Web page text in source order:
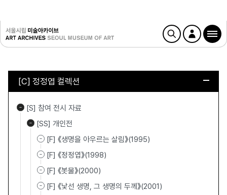
[C] 정정엽 컬렉션
[S] 참여 전시 자료
[SS] 개인전
[F] 《생명을 아우르는 살림》(1995)
[F] 《정정엽》(1998)
[F] 《봇물》(2000)
[F] 《낯선 생명, 그 생명의 두께》(2001)